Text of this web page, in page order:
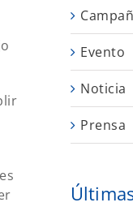
Evento
Noticia
Prensa